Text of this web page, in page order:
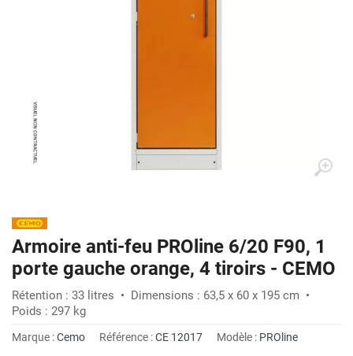
Armoire anti-feu PROline 6/20 F90, 1
porte gauche orange, 4 tiroirs - CEMO
Rétention : 33 litres • Dimensions : 63,5 x 60 x 195 cm •
Poids : 297 kg
Marque :Cemo Référence :CE 12017 Modèle : PROline